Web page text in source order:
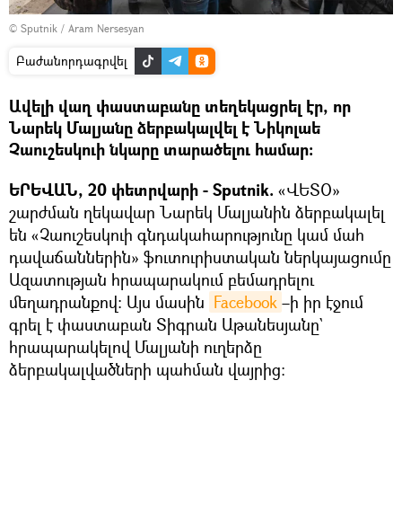
© Sputnik / Aram Nersesyan
Բաժանորդագրվել
Ավելի վաղ փաստաբանը տեղեկացրել էր, որ
Նարեկ Մալյանը ձերբակալվել է Նիկոլաե
Չաուշեսկուի նկարը տարածելու համար:
ԵՐԵՎԱՆ, 20 փետրվարի - Sputnik. «ՎԵՏՕ»
շարժման ղեկավար Նարեկ Մալյանին ձերբակալել
են «Չաուշեսկուի գնդակահարությունը կամ մահ
դավաճաններին» ֆուտուրիստական ներկայացումը
Ազատության հրապարակում բեմադրելու
մեղադրանքով: Այս մասին Facebook –ի իր էջում
գրել է փաստաբան Տիգրան Աթանեսյանը`
հրապարակելով Մալյանի ուղերձը
ձերբակալվածների պահման վայրից: